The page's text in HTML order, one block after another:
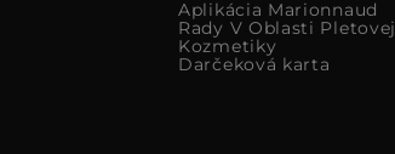
Aplikácia Marionnaud
Rady V Oblasti Pletovej
Kozmetiky
Darčeková karta